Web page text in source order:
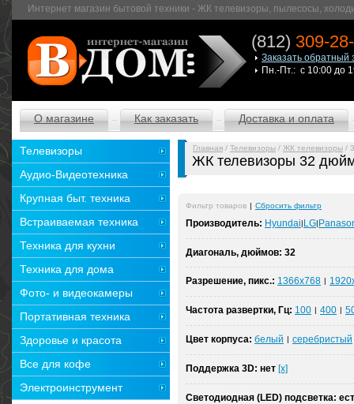
Интернет магазин бытовой техники - ЖК телевизоры, пылесосы,
(812) 309-
Заказать обратный
Пн.-Пт.: с 10:00 до
О магазине Как заказать Доставка и оплата
Главная / Телевизоры / ЖК телевизоры /
ЖК телевизоры 32
Фильтр товаров | Сбросить фильтр
Производитель: Hyundai| LG|
Диагональ, дюймов: 32
Разрешение, пикс.: 1366x768 |
Частота развертки, Гц: 100 | 400 |
Цвет корпуса: белый | серебристый
Поддержка 3D: нет [x]
Светодиодная (LED) подсветка:
Телевизоры
Аудио-Видеотехника
Крупная быт. техника
Встраиваемая техника
Техника для кухни
Техника для дома
Фото- и видеокамеры
Портативная техника
Здоровье и красота
Все для кофе
Электроинструмент